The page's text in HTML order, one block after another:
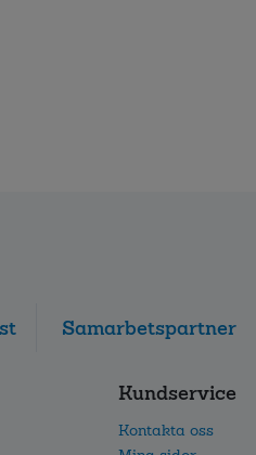
Tjänstepension
grupp
Kundservice
Kontakta oss